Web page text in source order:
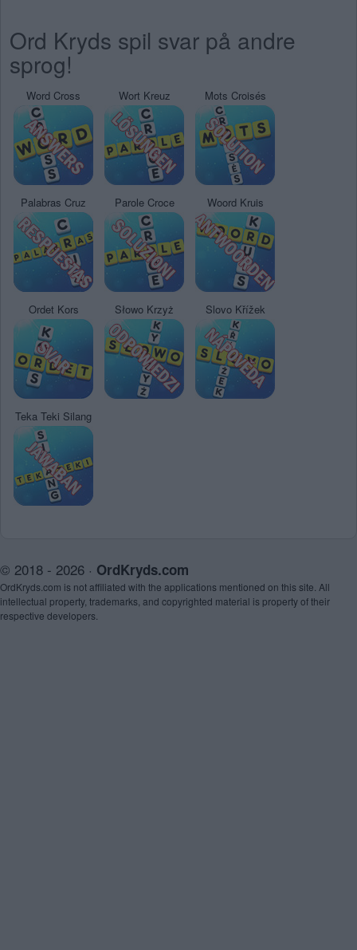
Ord Kryds spil svar på andre
sprog!
Word Cross Wort Kreuz Mots Croisés
Palabras Cruz Parole Croce Woord Kruis
Ordet Kors Słowo Krzyż Slovo Křížek
Teka Teki Silang
© 2018 - 2026 · OrdKryds.com
OrdKryds.com is not affiliated with the applications mentioned on this site. All
intellectual property, trademarks, and copyrighted material is property of their
respective developers.